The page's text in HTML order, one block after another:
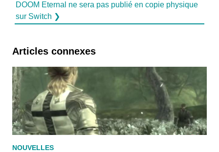
DOOM Eternal ne sera pas publié en copie physique
sur Switch ❯
Articles connexes
NOUVELLES